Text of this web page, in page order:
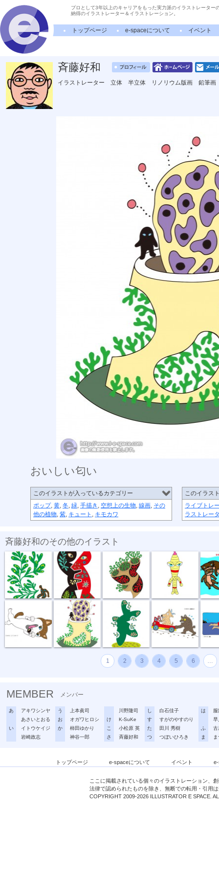
プロとして3年以上のキャリアをもった実力派のイラストレーター
納得のイラストレーター＆イラストレーション。
トップページ e-spaceについて イベント
斉藤好和
イラストレーター 立体 半立体 リノリウム版画 鉛筆画
おいしい匂い
このイラストが入っているカテゴリー
ポップ, 黄, 冬, 緑, 手描き , 空想上の生物, 線画, その
他の植物, 紫, キュート , キモカワ
このイラス
ライブトレ
ラストレー
斉藤好和のその他のイラスト
植物のチカラ 組み合わせ 植木鉢
どう、このポ... おいしい匂い 新しい種 坂道登れば 遠泳
1 2 3 4 5 6 …
MEMBER メンバー
あ
アキワシンヤ
あさいとおる
い
イトウケイジ
岩崎政志
う
上本眞司
お
オガワヒロシ
か
柿田ゆかり
神谷一郎
川野隆司
け
K-SuKe
こ
小松原 英
さ
斉藤好和
し
白石佳子
す
すがのやすのり
た
田川 秀樹
つ
つぼいひろき
は
早
ふ
古
ま
トップページ e-spaceについて イベント
ここに掲載されている個々のイラストレーション、
法律で認められたものを除き、無断での転用・引用
COPYRIGHT 2009-2026 ILLUSTRATOR E SPACE.